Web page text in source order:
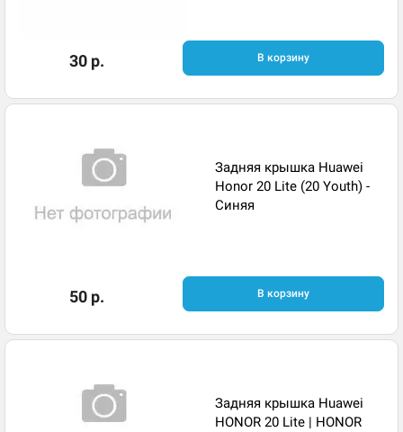
30 р. В корзину
Задняя крышка Huawei
Honor 20 Lite (20 Youth) -
Синяя
50 р. В корзину
Задняя крышка Huawei
HONOR 20 Lite | HONOR